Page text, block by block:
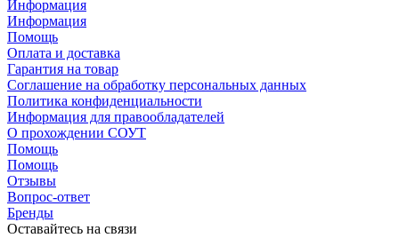
Информация
Информация
Помощь
Оплата и доставка
Гарантия на товар
Соглашение на обработку персональных данных
Политика конфиденциальности
Информация для правообладателей
О прохождении СОУТ
Помощь
Помощь
Отзывы
Вопрос-ответ
Бренды
Оставайтесь на связи